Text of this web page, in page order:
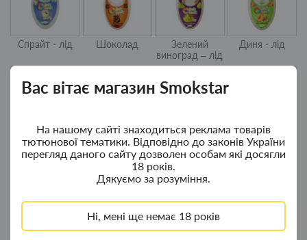
Вас вітає магазин Smokstar
На нашому сайті знаходиться реклама товарів
тютюнової тематики. Відповідно до законів України
перегляд даного сайту дозволен особам які досягли
18 років.
Дякуємо за розуміння.
Ні, мені ще немає 18 років
Спрайт - лід Шоколад
Зелений
виноград – лід
Диня - лід
Освіжаючий
лід
Ментол – лід Чорниця - лід Зелене яблуко
Вишня - лід
Бубль-гум -
Чорниця Кавун - лід